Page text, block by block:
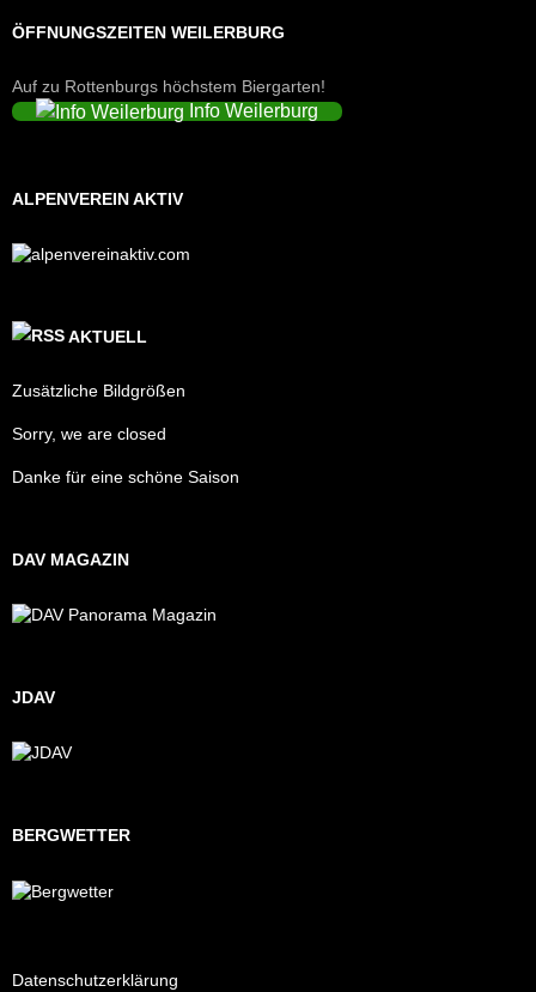
ÖFFNUNGSZEITEN WEILERBURG
Auf zu Rottenburgs höchstem Biergarten!
Info Weilerburg
ALPENVEREIN AKTIV
AKTUELL
Zusätzliche Bildgrößen
Sorry, we are closed
Danke für eine schöne Saison
DAV MAGAZIN
JDAV
BERGWETTER
Datenschutzerklärung